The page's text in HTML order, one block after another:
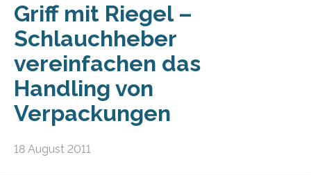
Griff mit Riegel –
Schlauchheber
vereinfachen das
Handling von
Verpackungen
18 August 2011